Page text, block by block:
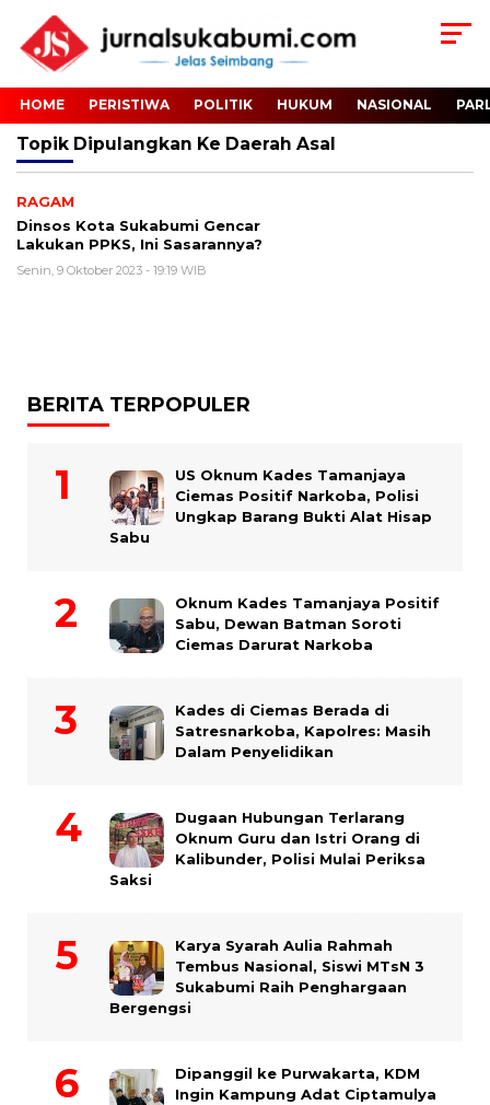
HOME PERISTIWA POLITIK HUKUM NASIONAL
Topik Dipulangkan Ke Daerah Asal
RAGAM
Dinsos Kota Sukabumi Gencar
Lakukan PPKS, Ini Sasarannya?
Senin, 9 Oktober 2023 - 19:19 WIB
BERITA TERPOPULER
US Oknum Kades Tamanjaya
Ciemas Positif Narkoba, Polisi
Ungkap Barang Bukti Alat Hisap
Sabu
Oknum Kades Tamanjaya Positif
Sabu, Dewan Batman Soroti
Ciemas Darurat Narkoba
Kades di Ciemas Berada di
Satresnarkoba, Kapolres: Masih
Dalam Penyelidikan
Dugaan Hubungan Terlarang
Oknum Guru dan Istri Orang di
Kalibunder, Polisi Mulai Periksa
Saksi
Karya Syarah Aulia Rahmah
Tembus Nasional, Siswi MTsN 3
Sukabumi Raih Penghargaan
Bergengsi
Dipanggil ke Purwakarta, KDM
Ingin Kampung Adat Ciptamulya